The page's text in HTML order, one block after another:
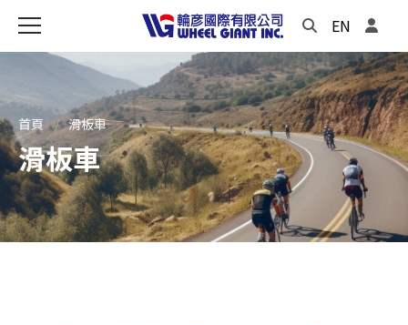
EN
首頁 滑板車
滑板車